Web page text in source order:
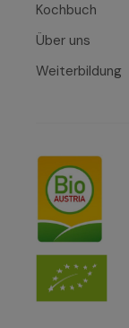
Kochbuch
Über uns
Weiterbildung